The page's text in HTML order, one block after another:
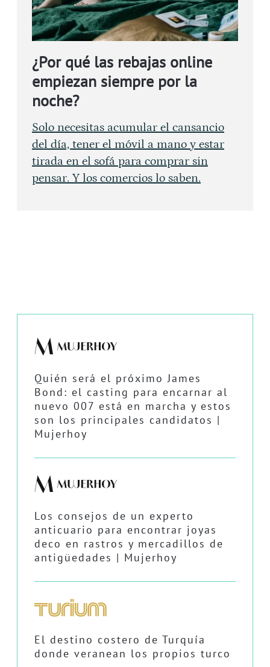
¿Por qué las rebajas online
empiezan siempre por la
noche?
Solo necesitas acumular el cansancio
del día, tener el móvil a mano y estar
tirada en el sofá para comprar sin
pensar. Y los comercios lo saben.
Quién será el próximo James
Bond: el casting para encarnar al
nuevo 007 está en marcha y estos
son los principales candidatos |
Mujerhoy
Los consejos de un experto
anticuario para encontrar joyas
deco en rastros y mercadillos de
antigüedades | Mujerhoy
El destino costero de Turquía
donde veranean los propios turco